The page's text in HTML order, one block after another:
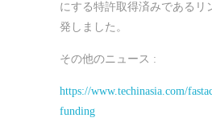
にする特許取得済みであるリ
発しました。
その他のニュース :
https://www.techinasia.com/
funding